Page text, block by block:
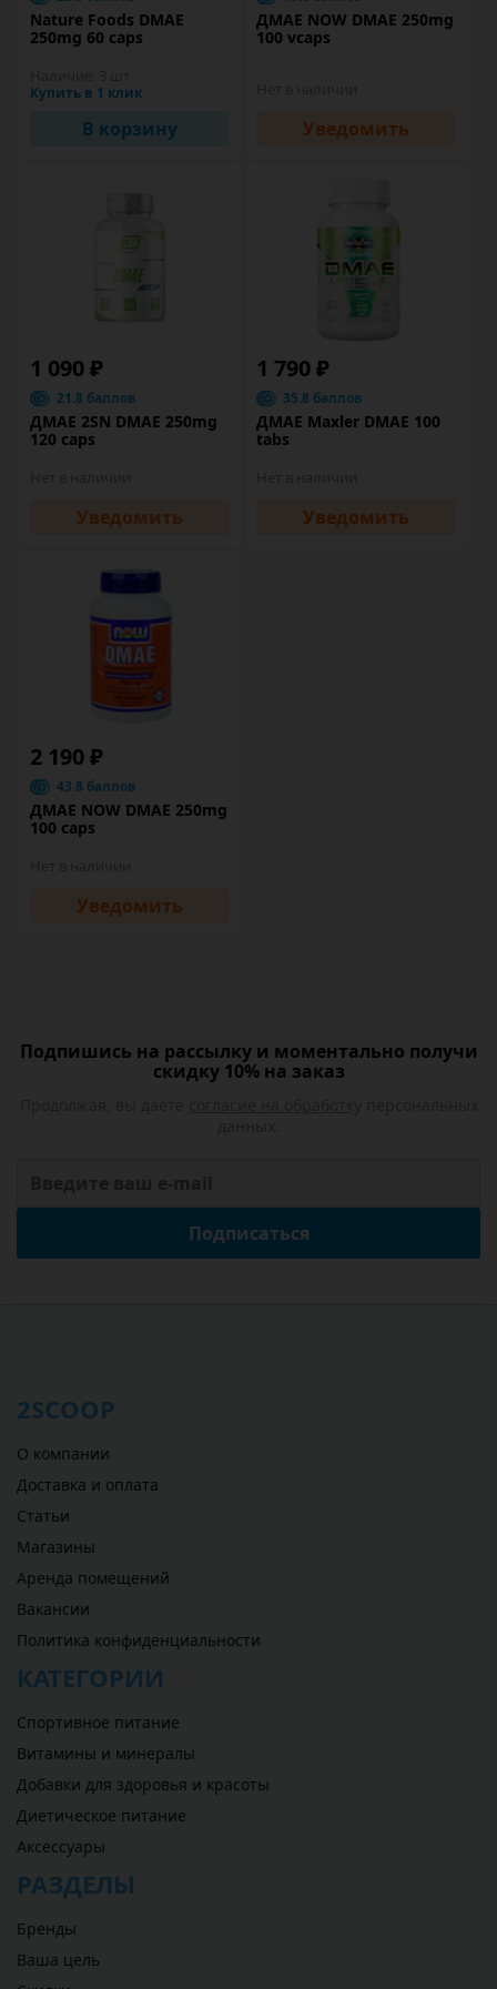
Nature Foods DMAE
250mg 60 caps
Купить в 1 клик
В корзину
ДМАЕ NOW DMAE 250mg
100 vcaps
Уведомить
1 090 ₽
21.8 баллов
ДМАЕ 2SN DMAE 250mg
120 caps
Уведомить
1 790 ₽
35.8 баллов
ДМАЕ Maxler DMAE 100
tabs
Уведомить
2 190 ₽
43.8 баллов
ДМАЕ NOW DMAE 250mg
100 caps
Уведомить
Подпишись на рассылку и моментально получи
скидку 10% на заказ
Подписаться
2SCOOP
О компании
Доставка и оплата
Статьи
Магазины
Аренда помещений
Вакансии
Политика конфиденциальности
КАТЕГОРИИ
Спортивное питание
Витамины и минералы
Добавки для здоровья и красоты
Диетическое питание
Аксессуары
РАЗДЕЛЫ
Бренды
Ваша цель